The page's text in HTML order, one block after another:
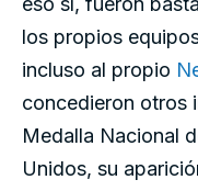
los propios
incluso al propio
concedieron otros
Medalla Nacional
Unidos, su